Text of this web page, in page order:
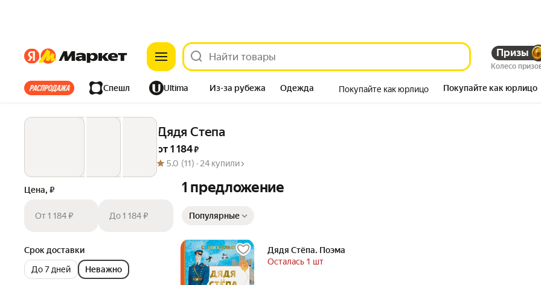
ЯндексЯндекс Призы
Колесо
Все хиты Спешл Ultima Из-за рубежа Одежда
Дом Ремонт Детям Красота
Покупайте как юрлицо Покупайте как юрлицо
Дядя Степа
от 1 184 ₽
5.0 (11) · 24 купили
Цена, ₽
От 1 184 ₽ До 1 184 ₽
Срок доставки
До 7 дней
Неважно
1 предложение
Популярные
Дядя Стёпа. Поэма
Осталась 1 шт